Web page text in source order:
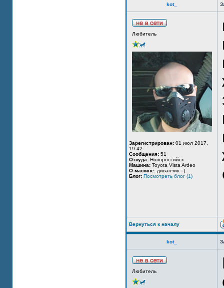
kot_
Любитель
Зарегистрирован: 01 июл 2017,
19:42
Сообщения: 51
Откуда: Новороссийск
Машина: Toyota Vista Ardeo
О машине: диванчик =)
Блог: Посмотреть блог (1)
Вернуться к началу
kot_
Любитель